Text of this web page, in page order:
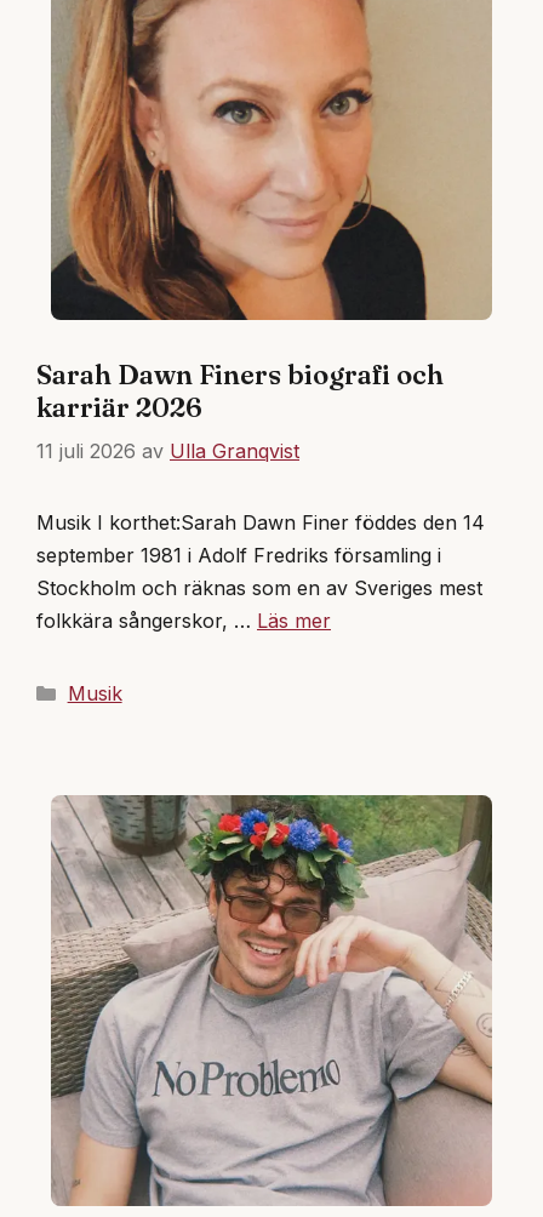
Sarah Dawn Finers biografi och
karriär 2026
11 juli 2026 av Ulla Granqvist
Musik I korthet:Sarah Dawn Finer föddes den 14
september 1981 i Adolf Fredriks församling i
Stockholm och räknas som en av Sveriges mest
folkkära sångerskor, … Läs mer
Kategorier
Musik